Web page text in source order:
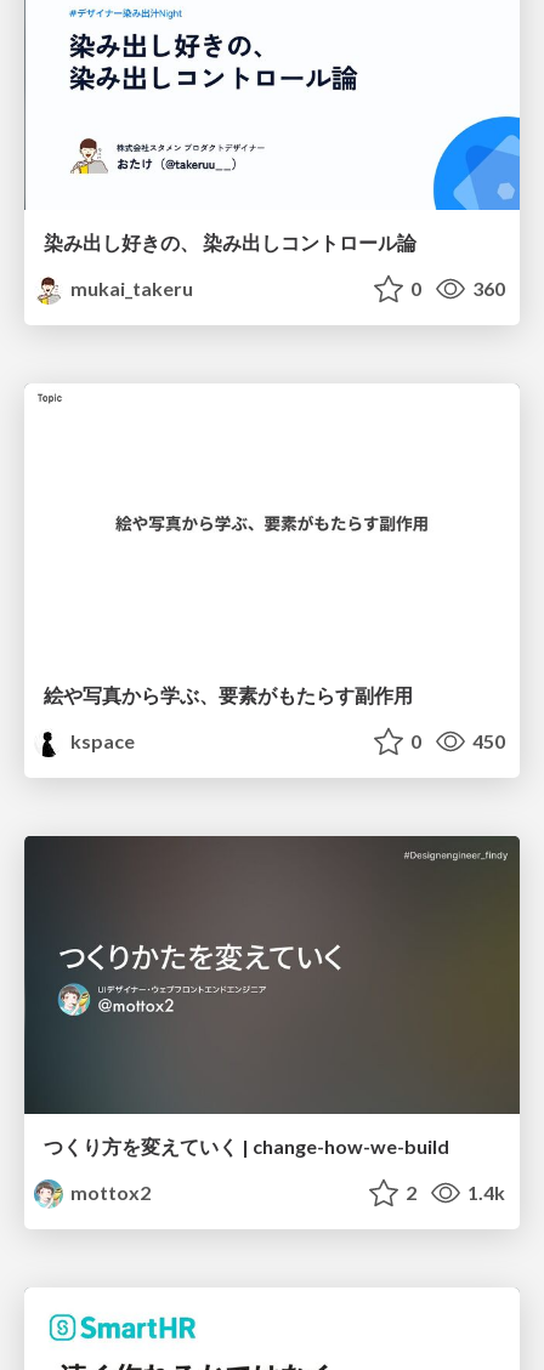
染み出し好きの、 染み出しコントロール論
mukai_takeru
0 360
絵や写真から学ぶ、要素がもたらす副作用
kspace
0 450
つくり方を変えていく | change-how-we-build
mottox2
2 1.4k